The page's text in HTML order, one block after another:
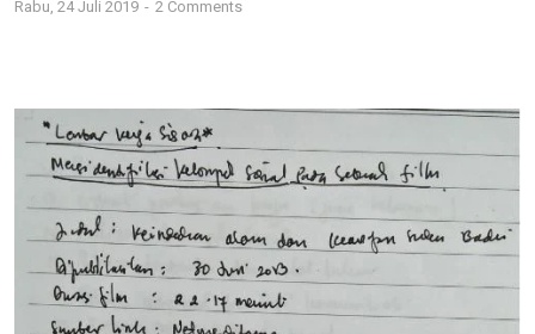
Rabu, 24 Juli 2019 2 Comments